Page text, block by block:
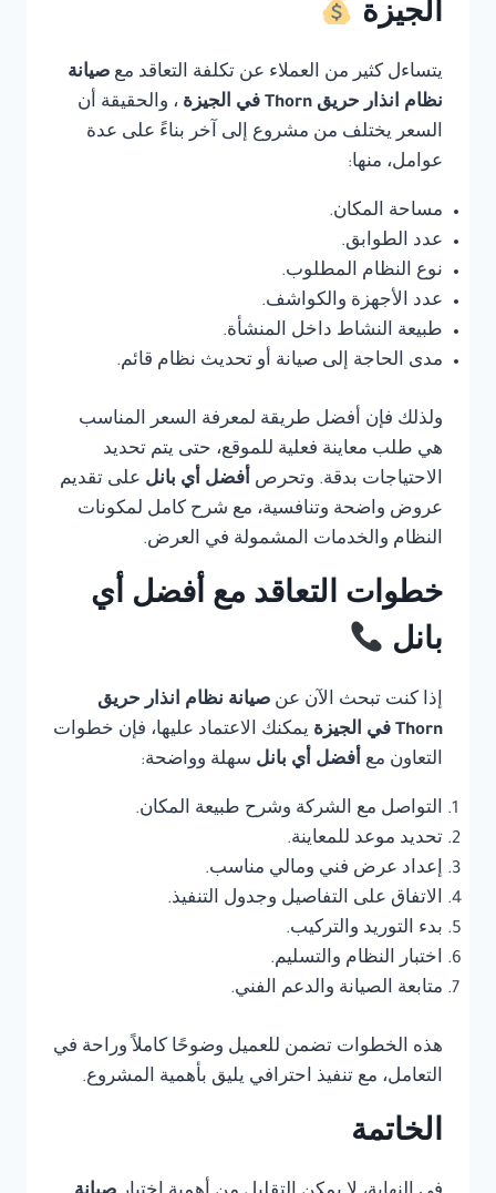
الجيزة
يتساءل كثير من العملاء عن تكلفة التعاقد مع صيانة
نظام انذار حريق Thorn في الجيزة
، والحقيقة أن
السعر يختلف من مشروع إلى آخر بناءً على عدة
عوامل، منها:
مساحة المكان.
عدد الطوابق.
نوع النظام المطلوب.
عدد الأجهزة والكواشف.
طبيعة النشاط داخل المنشأة.
مدى الحاجة إلى صيانة أو تحديث نظام قائم.
ولذلك فإن أفضل طريقة لمعرفة السعر المناسب
هي طلب معاينة فعلية للموقع، حتى يتم تحديد
الاحتياجات بدقة. وتحرص أفضل أي بانل على تقديم
عروض واضحة وتنافسية، مع شرح كامل لمكونات
النظام والخدمات المشمولة في العرض.
خطوات التعاقد مع أفضل أي
بانل
إذا كنت تبحث الآن عن صيانة نظام انذار حريق
Thorn في الجيزة
يمكنك الاعتماد عليها، فإن خطوات
التعاون مع أفضل أي بانل سهلة وواضحة:
التواصل مع الشركة وشرح طبيعة المكان.
تحديد موعد للمعاينة.
إعداد عرض فني ومالي مناسب.
الاتفاق على التفاصيل وجدول التنفيذ.
بدء التوريد والتركيب.
اختبار النظام والتسليم.
متابعة الصيانة والدعم الفني.
هذه الخطوات تضمن للعميل وضوحًا كاملاً وراحة في
التعامل، مع تنفيذ احترافي يليق بأهمية المشروع.
الخاتمة